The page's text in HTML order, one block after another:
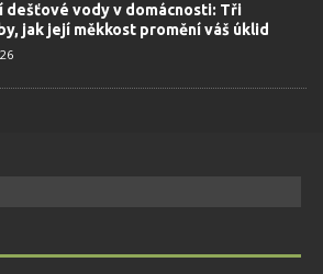
dešťové vody v domácnosti: Tři
jak její měkkost promění váš úklid